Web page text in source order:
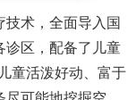
术，全面导入国
诊区，配备了儿童
童活泼好动、富于